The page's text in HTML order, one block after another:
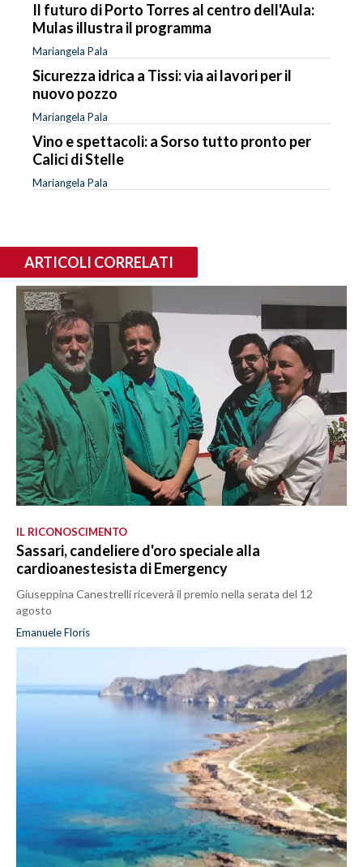
Il futuro di Porto Torres al centro dell'Aula:
Mulas illustra il programma
Mariangela Pala
Sicurezza idrica a Tissi: via ai lavori per il
nuovo pozzo
Mariangela Pala
Vino e spettacoli: a Sorso tutto pronto per
Calici di Stelle
Mariangela Pala
ARTICOLI CORRELATI
IL RICONOSCIMENTO
Sassari, candeliere d'oro speciale alla
cardioanestesista di Emergency
Giuseppina Canestrelli riceverà il premio nella serata del 12
agosto
Emanuele Floris